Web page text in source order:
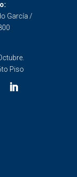
García /
Piso